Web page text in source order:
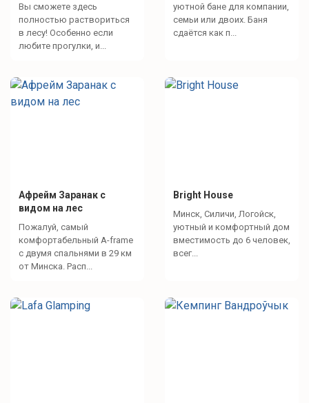
водоем
Вы сможете здесь
полностью раствориться
в лесу! Особенно если
любите прогулки, и...
уютной бане для компании,
семьи или двоих. Баня
сдаётся как п...
Афрейм Заранак с
видом на лес
Пожалуй, самый
комфортабельный A-frame
с двумя спальнями в 29 км
от Минска. Расп...
Bright House
Минск, Силичи, Логойск,
уютный и комфортный дом
вместимость до 6 человек,
всег...